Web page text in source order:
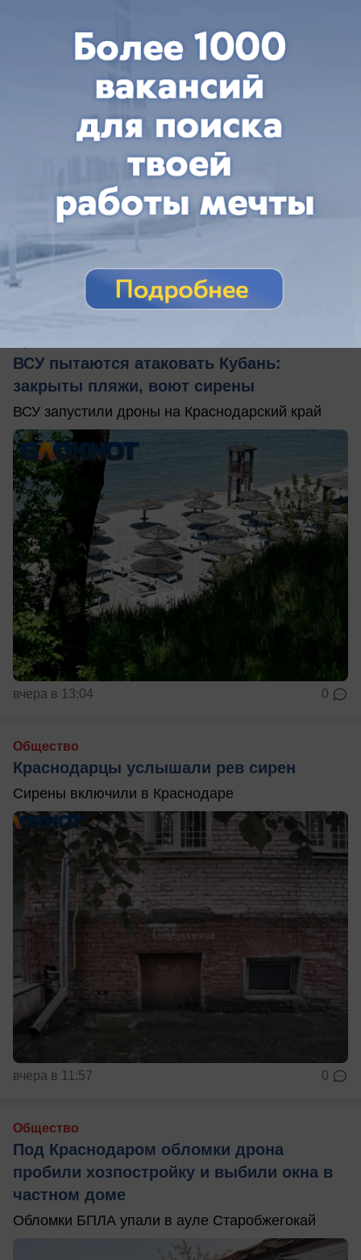
вчера в 15:12
ВСУ пытаются атаковать Кубань:
закрыты пляжи, воют сирены
ВСУ запустили дроны на Краснодарский край
вчера в 13:04 0
Общество
Краснодарцы услышали рев сирен
Сирены включили в Краснодаре
вчера в 11:57 0
Общество
Под Краснодаром обломки дрона
пробили хозпостройку и выбили окна в
частном доме
Обломки БПЛА упали в ауле Старобжегокай